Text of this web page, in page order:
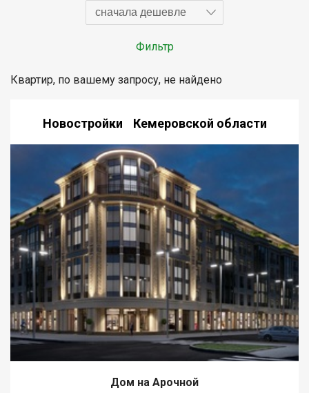
сначала дешевле
Фильтр
Квартир, по вашему запросу, не найдено
Новостройки Кемеровской области
Дом на Арочной